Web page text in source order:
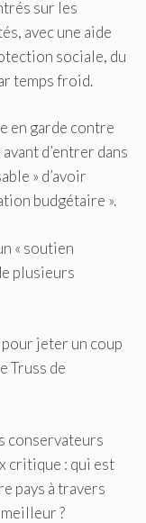
sur les
avec une aide
sociale, du
temps froid.
en garde contre
d’entrer dans
» d’avoir
budgétaire ».
« soutien
plusieurs
jeter un coup
Truss de
conservateurs
critique : qui est
pays à travers
?